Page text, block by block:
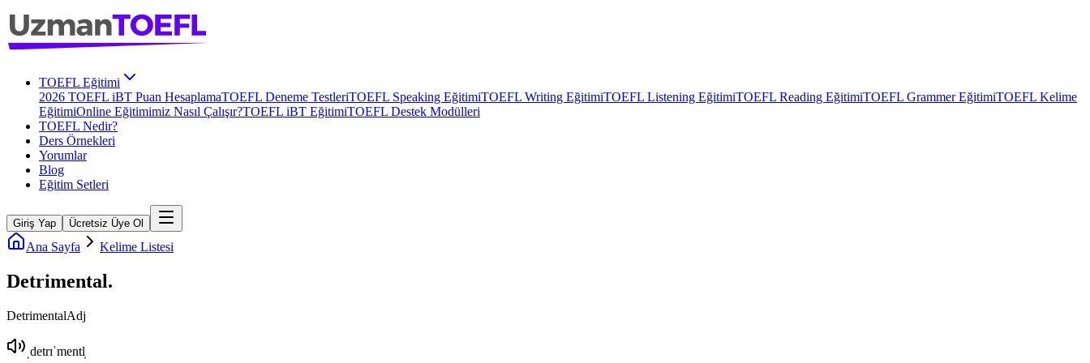
TOEFL Eğitimi
2026 TOEFL iBT Puan HesaplamaTOEFL Deneme TestleriTOEFL Speaking EğitimiTOEFL Writing EğitimiTOEFL Listening EğitimiTOEFL Reading EğitimiTOEFL Grammer EğitimiTOEFL Kelime
EğitimiOnline Eğitimimiz Nasıl Çalışır?TOEFL iBT EğitimiTOEFL Destek Modülleri
TOEFL Nedir?
Ders Örnekleri
Yorumlar
Blog
Eğitim Setleri
Giriş Yap Ücretsiz Üye Ol
Ana Sayfa Kelime Listesi
Detrimental.
DetrimentalAdj
ˌdetrɪˈmentl̩